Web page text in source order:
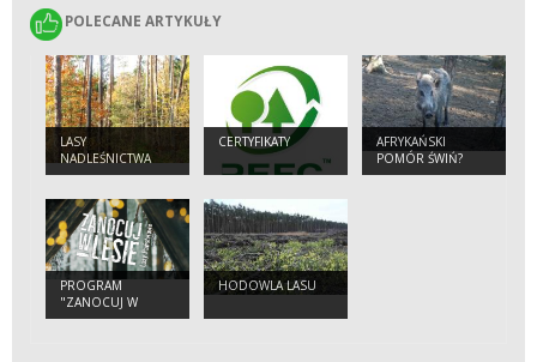
POLECANE ARTYKUŁY
POLECANE ARTYKUŁY
LASY
NADLEŚNICTWA
CERTYFIKATY
AFRYKAŃSKI
POMÓR ŚWIŃ?
PROGRAM
"ZANOCUJ W
LESIE"
HODOWLA LASU